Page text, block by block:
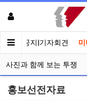
인 공지|기자회견
사진과 함께 보는 투쟁
홍보선전자료